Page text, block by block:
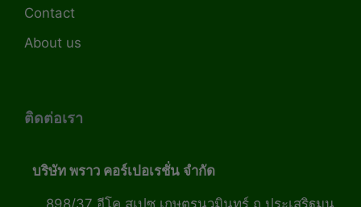
Contact
About us
ติดต่อเรา
บริษัท พราว คอร์เปอเรชั่น จำกัด
898/37 อีโค สเปซ เกษตรนวมินทร์ ถ.ประเสริฐมนู